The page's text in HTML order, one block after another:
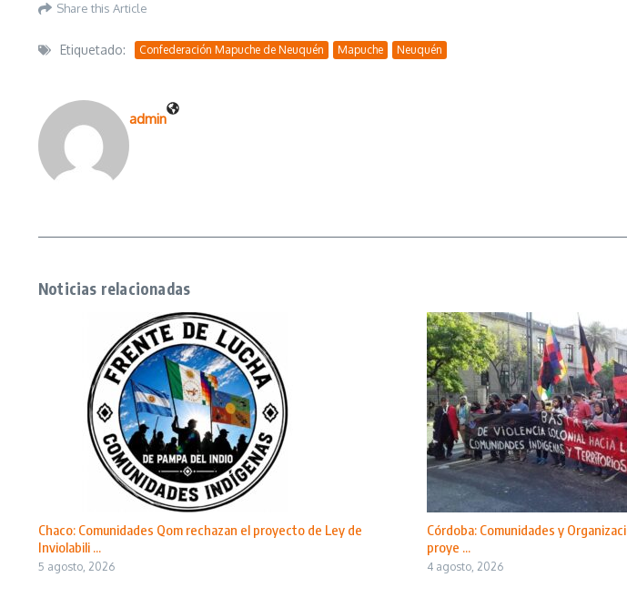
Share this Article
Etiquetado: Confederación Mapuche de Neuquén Mapuche Neuquén
admin
Noticias relacionadas
Chaco: Comunidades Qom rechazan el proyecto de Ley de
Inviolabili ...
5 agosto, 2026
Córdoba: Comunidades y
proye ...
4 agosto, 2026